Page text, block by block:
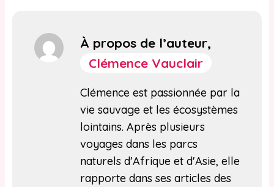
À propos de l’auteur,
Clémence Vauclair
Clémence est passionnée par la
vie sauvage et les écosystèmes
lointains. Après plusieurs
voyages dans les parcs
naturels d'Afrique et d'Asie, elle
rapporte dans ses articles des